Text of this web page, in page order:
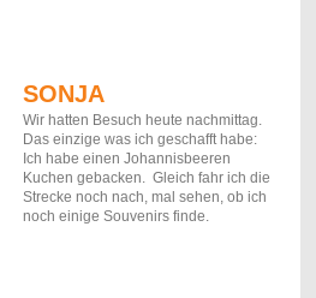
SONJA
Wir hatten Besuch heute nachmittag.
Das einzige was ich geschafft habe:
Ich habe einen Johannisbeeren
Kuchen gebacken. Gleich fahr ich die
Strecke noch nach, mal sehen, ob ich
noch einige Souvenirs finde.